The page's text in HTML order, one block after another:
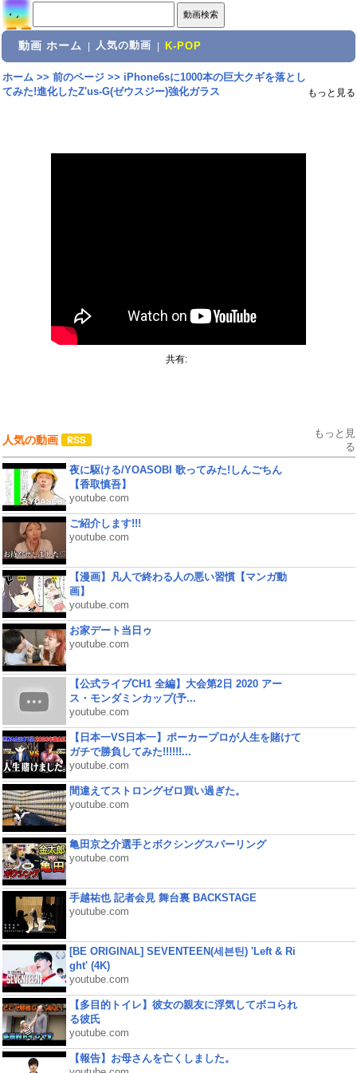
動画 ホーム 人気の動画 K-POP
ホーム>> 前のページ>> iPhone6sに1000本の巨大クギを落とし
てみた!進化したZ'us-G(ゼウスジー)強化ガラス
もっと見る
共有:
人気の動画
もっと見
る
夜に駆ける/YOASOBI 歌ってみた!しんごちん
【香取慎吾】
youtube.com
ご紹介します!!!
youtube.com
【漫画】凡人で終わる人の悪い習慣【マンガ動
画】
youtube.com
お家デート当日ゥ
youtube.com
【公式ライブCH1 全編】大会第2日 2020 アー
ス・モンダミンカップ(予...
youtube.com
【日本一VS日本一】ポーカープロが人生を賭けて
ガチで勝負してみた!!!!!!...
youtube.com
間違えてストロングゼロ買い過ぎた。
youtube.com
亀田京之介選手とボクシングスパーリング
youtube.com
手越祐也 記者会見 舞台裏 BACKSTAGE
youtube.com
[BE ORIGINAL] SEVENTEEN(세븐틴) 'Left & Ri
ght' (4K)
youtube.com
【多目的トイレ】彼女の親友に浮気してボコられ
る彼氏
youtube.com
【報告】お母さんを亡くしました。